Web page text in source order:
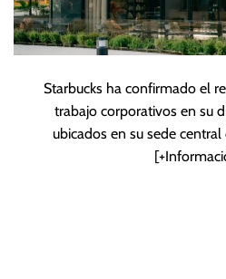
Starbucks ha confirmado el
trabajo corporativos en su
ubicados en su sede